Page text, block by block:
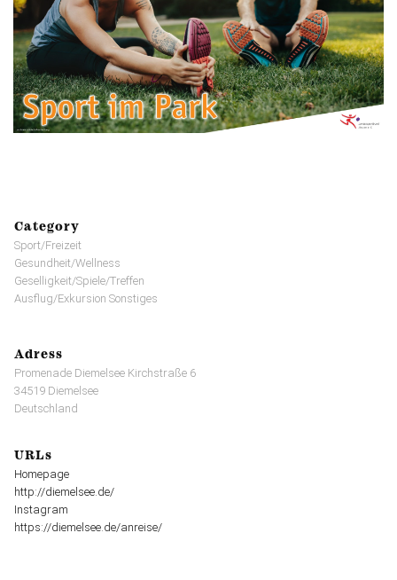
Category
Sport/Freizeit
Gesundheit/Wellness
Geselligkeit/Spiele/Treffen
Ausflug/Exkursion Sonstiges
Adress
Promenade Diemelsee Kirchstraße 6
34519 Diemelsee
Deutschland
URLs
Homepage
http://diemelsee.de/
Instagram
https://diemelsee.de/anreise/